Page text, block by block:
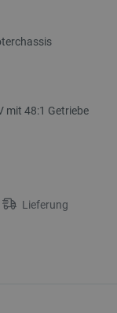
mit 48:1 Getriebe
Lieferung